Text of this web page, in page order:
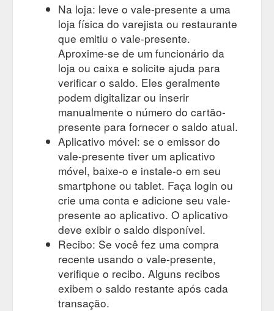
Na loja: leve o vale-presente a uma
loja física do varejista ou restaurante
que emitiu o vale-presente.
Aproxime-se de um funcionário da
loja ou caixa e solicite ajuda para
verificar o saldo. Eles geralmente
podem digitalizar ou inserir
manualmente o número do cartão-
presente para fornecer o saldo atual.
Aplicativo móvel: se o emissor do
vale-presente tiver um aplicativo
móvel, baixe-o e instale-o em seu
smartphone ou tablet. Faça login ou
crie uma conta e adicione seu vale-
presente ao aplicativo. O aplicativo
deve exibir o saldo disponível.
Recibo: Se você fez uma compra
recente usando o vale-presente,
verifique o recibo. Alguns recibos
exibem o saldo restante após cada
transação.